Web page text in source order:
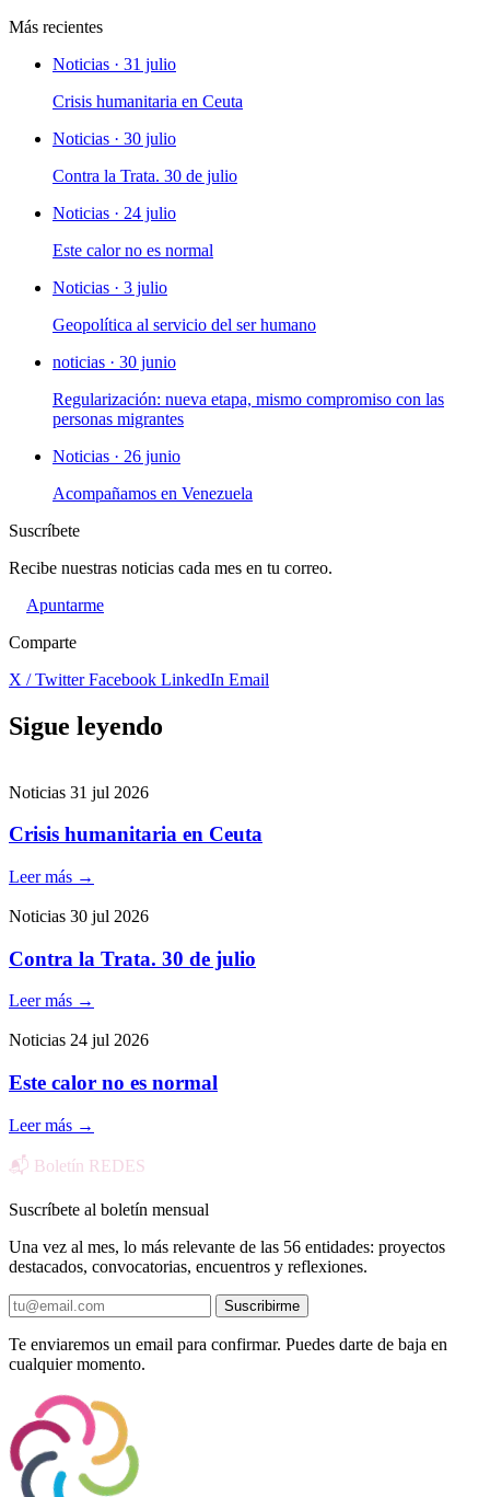
Más recientes
Noticias · 31 julio
Crisis humanitaria en Ceuta
Noticias · 30 julio
Contra la Trata. 30 de julio
Noticias · 24 julio
Este calor no es normal
Noticias · 3 julio
Geopolítica al servicio del ser humano
noticias · 30 junio
Regularización: nueva etapa, mismo compromiso con las
personas migrantes
Noticias · 26 junio
Acompañamos en Venezuela
Suscríbete
Recibe nuestras noticias cada mes en tu correo.
Apuntarme
Comparte
X / TwitterFacebook LinkedIn Email
Sigue leyendo
Noticias 31 jul 2026
Crisis humanitaria en Ceuta
Leer más →
Noticias 30 jul 2026
Contra la Trata. 30 de julio
Leer más →
Noticias 24 jul 2026
Este calor no es normal
Leer más →
📬 Boletín REDES
Suscríbete al boletín mensual
Una vez al mes, lo más relevante de las 56 entidades: proyectos
destacados, convocatorias, encuentros y reflexiones.
Suscribirme
Te enviaremos un email para confirmar. Puedes darte de baja en
cualquier momento.